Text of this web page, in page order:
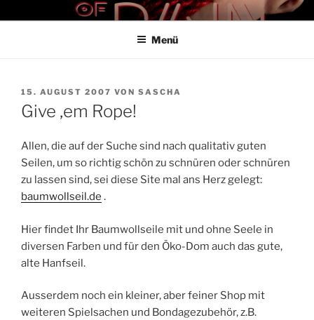
InhaltTHE ART OF PAIN
Der Blog für BDSM und Kinky Lifestyle
Menü
VERÖFFENTLICHT
AM
15. AUGUST 2007 VON SASCHA
Give ‚em Rope!
Allen, die auf der Suche sind nach qualitativ guten
Seilen, um so richtig schön zu schnüren oder schnüren
zu lassen sind, sei diese Site mal ans Herz gelegt:
baumwollseil.de .
Hier findet Ihr Baumwollseile mit und ohne Seele in
diversen Farben und für den Öko-Dom auch das gute,
alte Hanfseil.
Ausserdem noch ein kleiner, aber feiner Shop mit
weiteren Spielsachen und Bondagezubehör, z.B.